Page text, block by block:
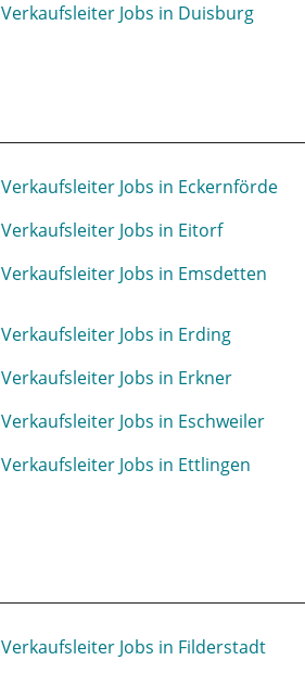
Verkaufsleiter Jobs in Duisburg
Verkaufsleiter Jobs in Eckernförde
Verkaufsleiter Jobs in Eitorf
Verkaufsleiter Jobs in Emsdetten
Verkaufsleiter Jobs in Erding
Verkaufsleiter Jobs in Erkner
Verkaufsleiter Jobs in Eschweiler
Verkaufsleiter Jobs in Ettlingen
Verkaufsleiter Jobs in Filderstadt